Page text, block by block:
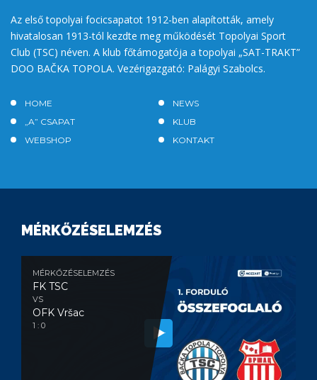
Az első topolyai focicsapatot 1912-ben alapították, amely
hivatalosan 1913-tól kezdte meg működését Topolyai Sport
Club (TSC) néven. A klub főtámogatója a topolyai „SAT-TRAKT”
DOO BAČKA TOPOLA. Vezérigazgató: Palágyi Szabolcs.
HOME
NEWS
„A” CSAPAT
KLUB
WEBSHOP
KONTAKT
MÉRKŐZÉSELEMZÉS
MÉRKŐZÉSELEMZÉS
FK TSC
VS
OFK Vršac
1 : 0